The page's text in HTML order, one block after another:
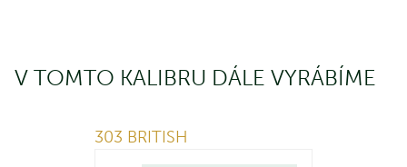
V TOMTO KALIBRU DÁLE VYRÁBÍME
303 BRITISH